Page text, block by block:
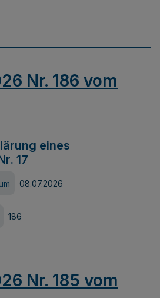
Nr. 186 vom
eines
17
08.07.2026
186
Nr. 185 vom